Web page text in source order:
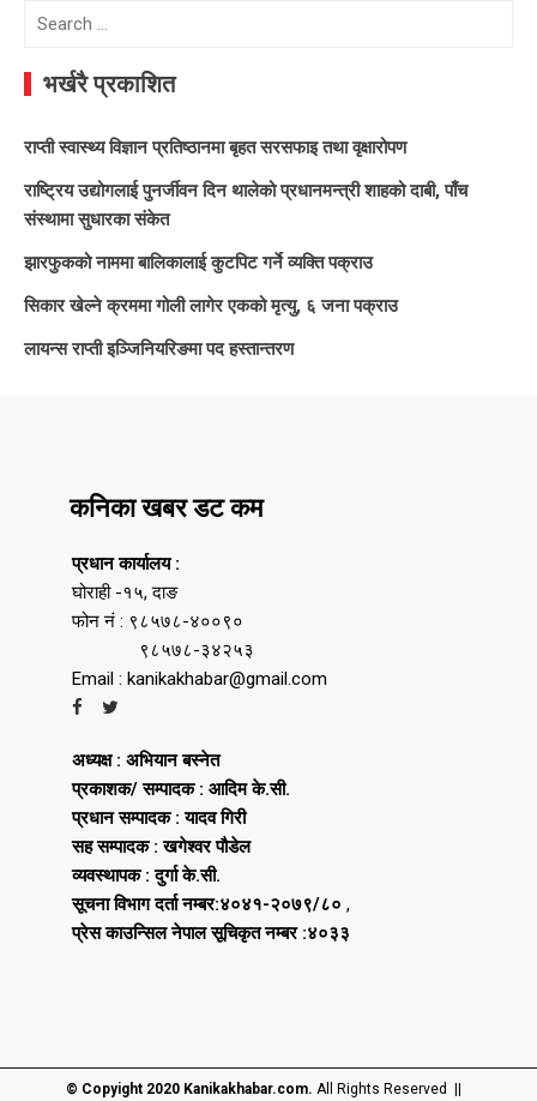
Search
भर्खरै प्रकाशित
राप्ती स्वास्थ्य विज्ञान प्रतिष्ठानमा बृहत सरसफाइ तथा वृक्षारोपण
राष्ट्रिय उद्योगलाई पुनर्जीवन दिन थालेको प्रधानमन्त्री शाहको दाबी, पाँच
संस्थामा सुधारका संकेत
झारफुकको नाममा बालिकालाई कुटपिट गर्ने व्यक्ति पक्राउ
सिकार खेल्ने क्रममा गोली लागेर एकको मृत्यु, ६ जना पक्राउ
लायन्स राप्ती इञ्जिनियरिङमा पद हस्तान्तरण
कनिका खबर डट कम
प्रधान कार्यालय :
घोराही -१५, दाङ
फोन नं : ९८५७८-४००९०
९८५७८-३४२५३
Email : kanikakhabar@gmail.com
अध्यक्ष : अभियान बस्नेत
प्रकाशक/ सम्पादक : आदिम के.सी.
प्रधान सम्पादक : यादव गिरी
सह सम्पादक : खगेश्वर पौडेल
व्यवस्थापक : दुर्गा के.सी.
सूचना विभाग दर्ता नम्बर:४०४१-२०७९/८० ,
प्रेस काउन्सिल नेपाल सूचिकृत नम्बर :४०३३
© Copyight 2020 Kanikakhabar.com. All Rights Reserved ||